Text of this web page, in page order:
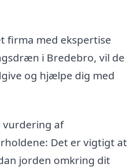
firma med ekspertise
i Bredebro, vil de
og hjælpe dig med
vurdering af
Det er vigtigt at
jorden omkring dit